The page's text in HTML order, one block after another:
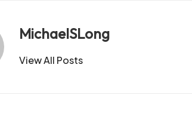
MichaelSLong
View All Posts